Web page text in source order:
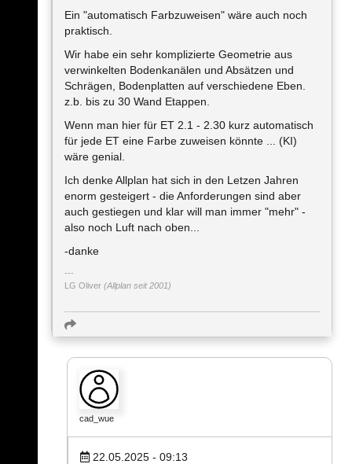
Ein "automatisch Farbzuweisen" wäre auch noch
praktisch.
Wir habe ein sehr komplizierte Geometrie aus
verwinkelten Bodenkanälen und Absätzen und
Schrägen, Bodenplatten auf verschiedene Eben.
z.b. bis zu 30 Wand Etappen.
Wenn man hier für ET 2.1 - 2.30 kurz automatisch
für jede ET eine Farbe zuweisen könnte ... (KI)
wäre genial.
Ich denke Allplan hat sich in den Letzen Jahren
enorm gesteigert - die Anforderungen sind aber
auch gestiegen und klar will man immer "mehr" -
also noch Luft nach oben...
-danke
LG Oliver (Allplan seit 2001)
cad_wue
22.05.2025 - 09:13